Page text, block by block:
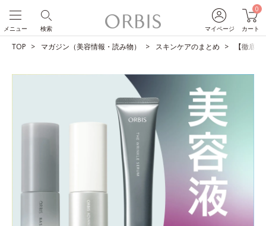
マイページ
0
カート
検索
メニュー
TOP マガジン（美容情報・読み物） スキンケアのまとめ 【徹底